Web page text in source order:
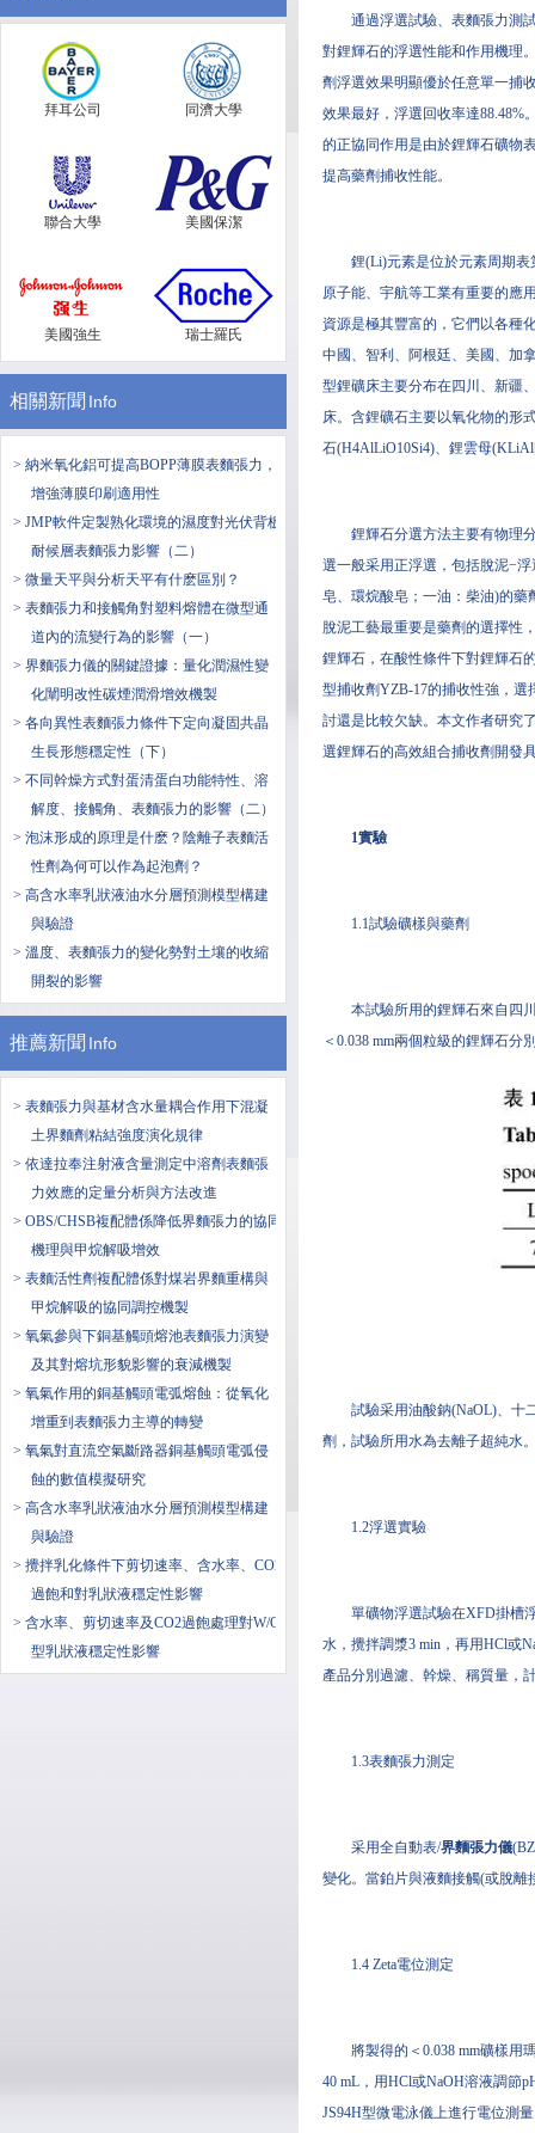
拜耳公司 同濟大學
聯合大學 美國保潔
美國強生 瑞士羅氏
相關新聞 Info
> 納米氧化鋁可提高BOPP薄膜表麵張力，
增強薄膜印刷適用性
> JMP軟件定製熟化環境的濕度對光伏背板
耐候層表麵張力影響（二）
> 微量天平與分析天平有什麽區別？
> 表麵張力和接觸角對塑料熔體在微型通
道內的流變行為的影響（一）
> 界麵張力儀的關鍵證據：量化潤濕性變
化闡明改性碳煙潤滑增效機製
> 各向異性表麵張力條件下定向凝固共晶
生長形態穩定性（下）
> 不同幹燥方式對蛋清蛋白功能特性、溶
解度、接觸角、表麵張力的影響（二）
> 泡沫形成的原理是什麽？陰離子表麵活
性劑為何可以作為起泡劑？
> 高含水率乳狀液油水分層預測模型構建
與驗證
> 溫度、表麵張力的變化勢對土壤的收縮
開裂的影響
推薦新聞 Info
> 表麵張力與基材含水量耦合作用下混凝
土界麵劑粘結強度演化規律
> 依達拉奉注射液含量測定中溶劑表麵張
力效應的定量分析與方法改進
> OBS/CHSB複配體係降低界麵張力的協同
機理與甲烷解吸增效
> 表麵活性劑複配體係對煤岩界麵重構與
甲烷解吸的協同調控機製
> 氧氣參與下銅基觸頭熔池表麵張力演變
及其對熔坑形貌影響的衰減機製
> 氧氣作用的銅基觸頭電弧熔蝕：從氧化
增重到表麵張力主導的轉變
> 氧氣對直流空氣斷路器銅基觸頭電弧侵
蝕的數值模擬研究
> 高含水率乳狀液油水分層預測模型構建
與驗證
> 攪拌乳化條件下剪切速率、含水率、CO2
過飽和對乳狀液穩定性影響
> 含水率、剪切速率及CO2過飽處理對W/O
型乳狀液穩定性影響
通過浮選試驗、表麵張力測
對鋰輝石的浮選性能和作用機理
劑浮選效果明顯優於任意單一捕
效果最好，浮選回收率達88.48%
的正協同作用是由於鋰輝石礦物
提高藥劑捕收性能。
鋰(Li)元素是位於元素周期
原子能、宇航等工業有重要的應
資源是極其豐富的，它們以各種
中國、智利、阿根廷、美國、加
型鋰礦床主要分布在四川、新疆
床。含鋰礦石主要以氧化物的形
石(H4AlLiO10Si4)、鋰雲母
鋰輝石分選方法主要有物理
選一般采用正浮選，包括脫泥−
皂、環烷酸皂；一油：柴油)的
脫泥工藝最重要是藥劑的選擇性
鋰輝石，在酸性條件下對鋰輝石
型捕收劑YZB-17的捕收性強，
討還是比較欠缺。本文作者研究
選鋰輝石的高效組合捕收劑開發
1實驗
1.1試驗礦樣與藥劑
本試驗所用的鋰輝石來自四
＜0.038 mm兩個粒級的鋰輝石
試驗采用油酸鈉(NaOL)、十
劑，試驗所用水為去離子超純水
1.2浮選實驗
單礦物浮選試驗在XFD掛槽
水，攪拌調漿3 min，再用HCl或
產品分別過濾、幹燥、稱質量，
1.3表麵張力測定
采用全自動表/界麵張力儀
變化。當鉑片與液麵接觸(或脫離
1.4 Zeta電位測定
將製得的＜0.038 mm礦樣用
40 mL，用HCl或NaOH溶液調節
JS94H型微電泳儀上進行電位測